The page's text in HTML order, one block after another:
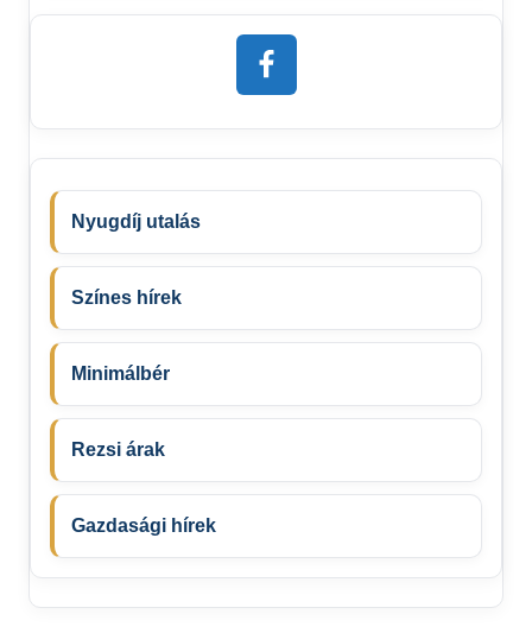
Nyugdíj utalás
Színes hírek
Minimálbér
Rezsi árak
Gazdasági hírek